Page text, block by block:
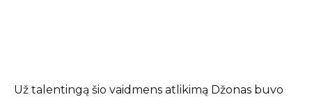
Už talentingą šio vaidmens atlikimą Džonas buvo